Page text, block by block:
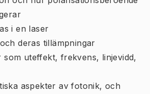
i en laser
deras tillämpningar
som uteffekt, frekvens, linjevidd,
aspekter av fotonik, och